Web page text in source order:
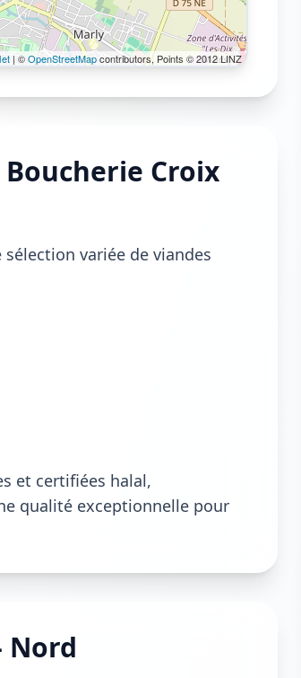
| ©OpenStreetMapcontributors, Points © 2012 LINZ
Croix
variée de viandes
et certifiées halal,
qualité exceptionnelle pour
Nord